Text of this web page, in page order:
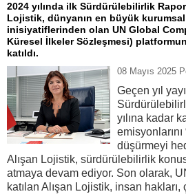
2024 yılında ilk Sürdürülebilirlik
Lojistik, dünyanın en büyük
inisiyatiflerinden olan UN Global
Küresel İlkeler Sözleşmesi)
katıldı.
08 Mayıs 2025
Geçen yıl
yılına kadar
düşürmeyi
Alışan Lojistik, sürdürülebilirlik
atmaya devam ediyor. Son olarak,
katılan Alışan Lojistik, insan hakları,